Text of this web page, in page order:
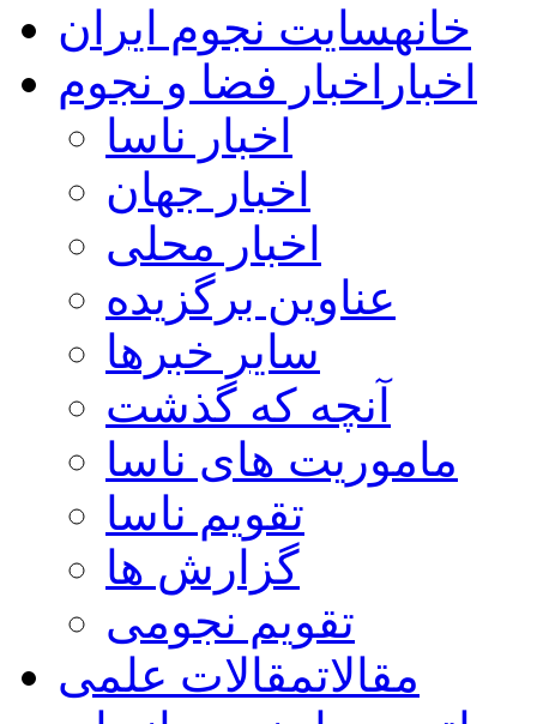
خانهسایت نجوم ایران
اخبار اخبار فضا و نجوم
اخبار ناسا
اخبار جهان
اخبار محلی
عناوین برگزیده
سایر خبرها
آنچه که گذشت
ماموریت های ناسا
تقویم ناسا
گزارش ها
تقویم نجومی
مقالاتمقالات علمی